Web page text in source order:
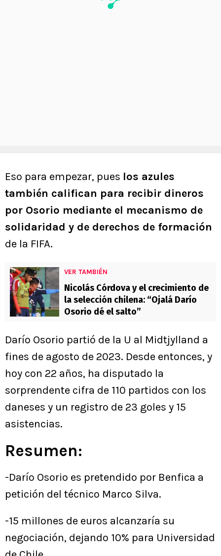
Eso para empezar, pues los azules
también califican para recibir dineros
por Osorio mediante el mecanismo de
solidaridad y de derechos de formación
de la FIFA.
VER TAMBIÉN
Nicolás Córdova y el crecimiento de
la selección chilena: “Ojalá Darío
Osorio dé el salto”
Darío Osorio partió de la U al Midtjylland a
fines de agosto de 2023. Desde entonces, y
hoy con 22 años, ha disputado la
sorprendente cifra de 110 partidos con los
daneses y un registro de 23 goles y 15
asistencias.
Resumen:
-Darío Osorio es pretendido por Benfica a
petición del técnico Marco Silva.
-15 millones de euros alcanzaría su
negociación, dejando 10% para Universidad